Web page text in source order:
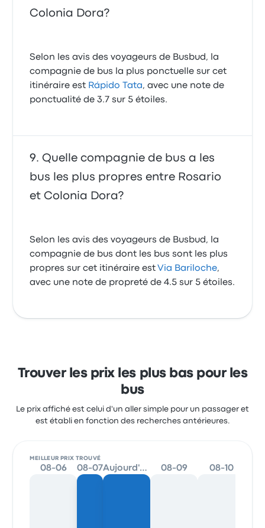
Colonia Dora?
Selon les avis des voyageurs de Busbud, la
compagnie de bus la plus ponctuelle sur cet
itinéraire est Rápido Tata, avec une note de
ponctualité de 3.7 sur 5 étoiles.
Quelle compagnie de bus a les
bus les plus propres entre Rosario
et Colonia Dora?
Selon les avis des voyageurs de Busbud, la
compagnie de bus dont les bus sont les plus
propres sur cet itinéraire estVia Bariloche,
avec une note de propreté de 4.5 sur 5 étoiles.
Trouver les prix les plus bas pour les
bus
Le prix affiché est celui d'un aller simple pour un passager et
est établi en fonction des recherches antérieures.
MEILLEUR PRIX TROUVÉ
08-06 08-07 Aujourd'hui 08-09 08-10